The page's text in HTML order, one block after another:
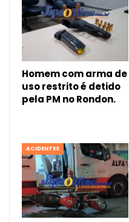
Homem com arma de
uso restrito é detido
pela PM no Rondon.
ACIDENTES